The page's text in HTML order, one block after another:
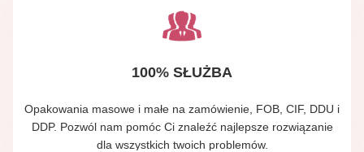
100% SŁUŻBA
Opakowania masowe i małe na zamówienie, FOB, CIF, DDU i
DDP. Pozwól nam pomóc Ci znaleźć najlepsze rozwiązanie
dla wszystkich twoich problemów.